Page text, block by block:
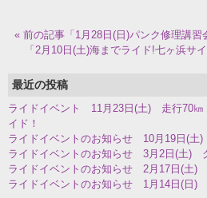
« 前の記事「1月28日(日)パンク修理講習
「2月10日(土)海までライド!七ヶ浜サ
最近の投稿
ライドイベント 11月23日(土) 走行70㎞
イド！
ライドイベントのお知らせ 10月19日(土
ライドイベントのお知らせ 3月2日(土)
ライドイベントのお知らせ 2月17日(土)
ライドイベントのお知らせ 1月14日(日)